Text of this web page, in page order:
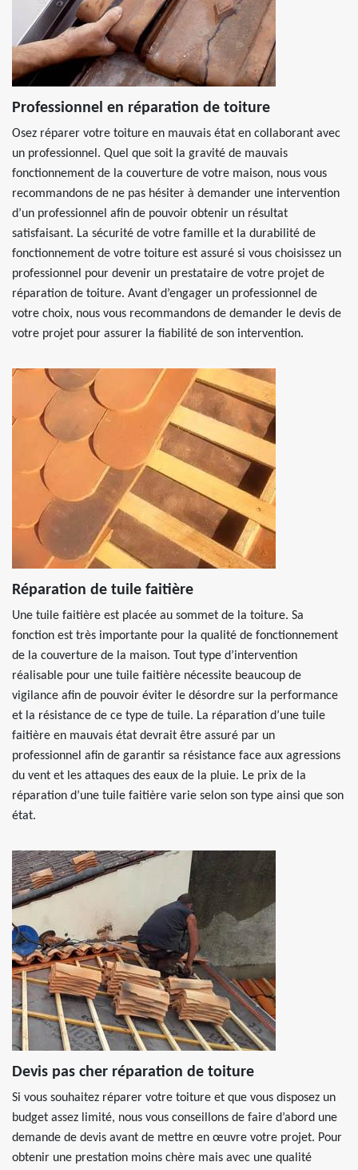
Professionnel en réparation de toiture
Osez réparer votre toiture en mauvais état en collaborant avec
un professionnel. Quel que soit la gravité de mauvais
fonctionnement de la couverture de votre maison, nous vous
recommandons de ne pas hésiter à demander une intervention
d’un professionnel afin de pouvoir obtenir un résultat
satisfaisant. La sécurité de votre famille et la durabilité de
fonctionnement de votre toiture est assuré si vous choisissez un
professionnel pour devenir un prestataire de votre projet de
réparation de toiture. Avant d’engager un professionnel de
votre choix, nous vous recommandons de demander le devis de
votre projet pour assurer la fiabilité de son intervention.
Réparation de tuile faitière
Une tuile faitière est placée au sommet de la toiture. Sa
fonction est très importante pour la qualité de fonctionnement
de la couverture de la maison. Tout type d’intervention
réalisable pour une tuile faitière nécessite beaucoup de
vigilance afin de pouvoir éviter le désordre sur la performance
et la résistance de ce type de tuile. La réparation d’une tuile
faitière en mauvais état devrait être assuré par un
professionnel afin de garantir sa résistance face aux agressions
du vent et les attaques des eaux de la pluie. Le prix de la
réparation d’une tuile faitière varie selon son type ainsi que son
état.
Devis pas cher réparation de toiture
Si vous souhaitez réparer votre toiture et que vous disposez un
budget assez limité, nous vous conseillons de faire d’abord une
demande de devis avant de mettre en œuvre votre projet. Pour
obtenir une prestation moins chère mais avec une qualité